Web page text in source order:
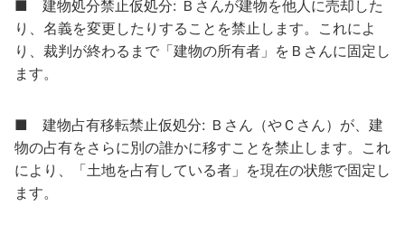
■ 建物処分禁止仮処分: Ｂさんが建物を他人に売却した
り、名義を変更したりすることを禁止します。これによ
り、裁判が終わるまで「建物の所有者」をＢさんに固定し
ます。
■ 建物占有移転禁止仮処分: Ｂさん（やＣさん）が、建
物の占有をさらに別の誰かに移すことを禁止します。これ
により、「土地を占有している者」を現在の状態で固定し
ます。